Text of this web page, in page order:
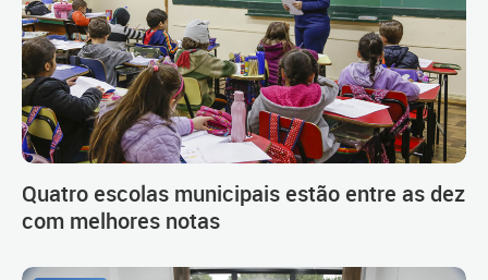
Quatro escolas municipais estão entre as dez
com melhores notas